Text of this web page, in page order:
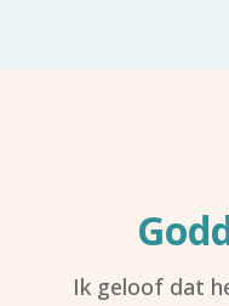
Ik geloof dat